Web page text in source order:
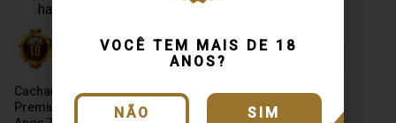
VOCÊ TEM MAIS DE 18
ANOS?
NÃO SIM
Cachaça Weber Haus Extra
Premium Reserva Solera 5